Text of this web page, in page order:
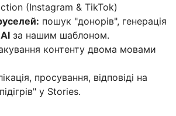
(Instagram & TikTok)
пошук "донорів", генерація
AI за нашим шаблоном.
контенту двома мовами
просування, відповіді на
у Stories.